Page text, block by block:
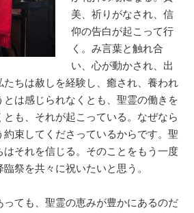
美、祈りがなされ、信
仰の告白が起こって行
く。み言葉と触れ合
い、心が動かされ、出
ちは赦しを経験し、癒され、養われ
は感じられなくとも、聖霊の働きを
も、それが起こっている。なぜなら
約束してくださっているからです。聖
はそれを信じる。そのことをもう一度
祭を共々に祝いたいと思う。
ても、聖霊の恵みが豊かにあるのだ